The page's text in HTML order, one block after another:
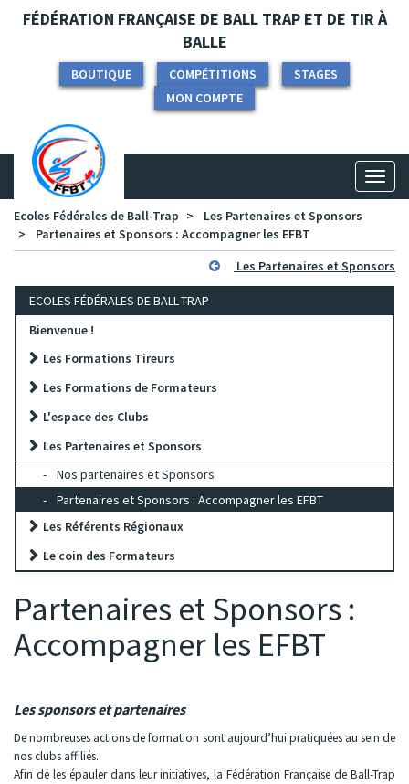
Panneau de gestion des cookies
FÉDÉRATION FRANÇAISE DE BALL TRAP ET DE TIR À
BALLE
BOUTIQUE COMPÉTITIONS
STAGES
MON COMPTE
Ecoles Fédérales de Ball-Trap
Les Partenaires et Sponsors
Partenaires et Sponsors : Accompagner les EFBT
Les Partenaires et Sponsors
ECOLES FÉDÉRALES DE BALL-TRAP
Bienvenue !
Les Formations Tireurs
Les Formations de Formateurs
L'espace des Clubs
Les Partenaires et Sponsors
Nos partenaires et Sponsors
Partenaires et Sponsors : Accompagner les EFBT
Les Référents Régionaux
Le coin des Formateurs
Partenaires et Sponsors :
Accompagner les EFBT
Les sponsors et partenaires
De nombreuses actions de formation sont aujourd’hui pratiquées au sein de
nos clubs affiliés.
Afin de les épauler dans leur initiatives, la Fédération Française de Ball-Trap